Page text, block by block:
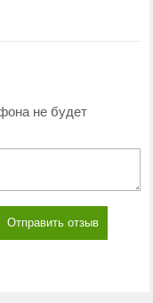
не будет